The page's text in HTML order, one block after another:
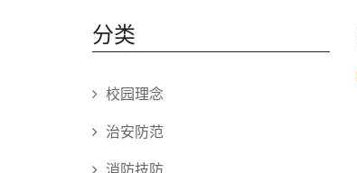
分类
校园理念
治安防范
消防技防